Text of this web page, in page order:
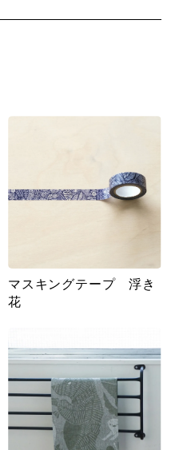
マスキングテープ 浮き
花